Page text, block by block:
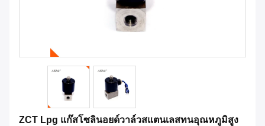
ZCT Lpg แก๊สโซลินอยด์วาล์วสแตนเลสทนอุณหภูมิสูง